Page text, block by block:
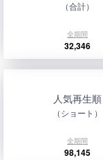
（合計）
全期間
32,346
人気再生順
（ショート）
全期間
98,145